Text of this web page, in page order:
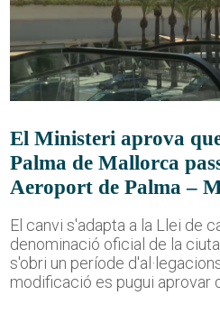
El Ministeri aprova
Palma de Mallorca
Aeroport de Palma –
El canvi s'adapta a la Llei de
denominació oficial de la
s'obri un període
modificació es pugui aprovar